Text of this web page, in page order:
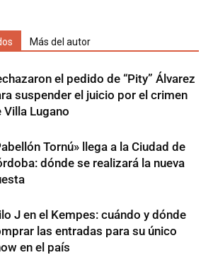
Más del autor
el pedido de “Pity” Álvarez
suspender el juicio por el crimen
Villa Lugano
Tornú» llega a la Ciudad de
dónde se realizará la nueva
J en el Kempes: cuándo y dónde
las entradas para su único
en el país